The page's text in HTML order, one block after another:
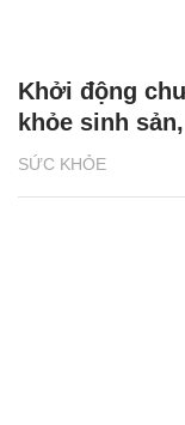
SỨC KHỎE
Khởi động
khỏe sinh